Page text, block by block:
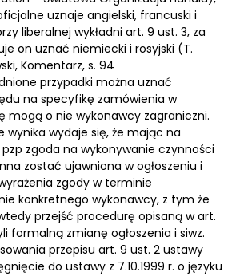
uznaje angielski, francuski i
liberalnej wykładni art. 9 ust. 3, za
on uznać niemiecki i rosyjski (T.
Komentarz, s. 94
przypadki można uznać
na specyfikę zamówienia w
mogą o nie wykonawcy zagraniczni.
wynika wydaje się, że mając na
zgoda na wykonywanie czynności
zostać ujawniona w ogłoszeniu i
zgody w terminie
konkretnego wykonawcy, z tym że
przejść procedurę opisaną w art.
formalną zmianę ogłoszenia i siwz.
przepisu art. 9 ust. 2 ustawy
do ustawy z 7.10.1999 r. o języku